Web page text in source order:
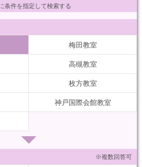
条件を指定して検索する
梅田教室
高槻教室
枚方教室
神戸国際会館教室
※複数回答可